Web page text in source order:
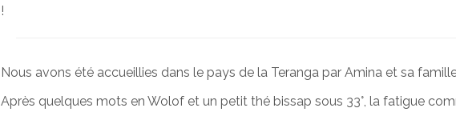
!
Nous avons été accueillies dans le pays de la Teranga par Amina et sa
Après quelques mots en Wolof et un petit thé bissap sous 33°, la fatigue